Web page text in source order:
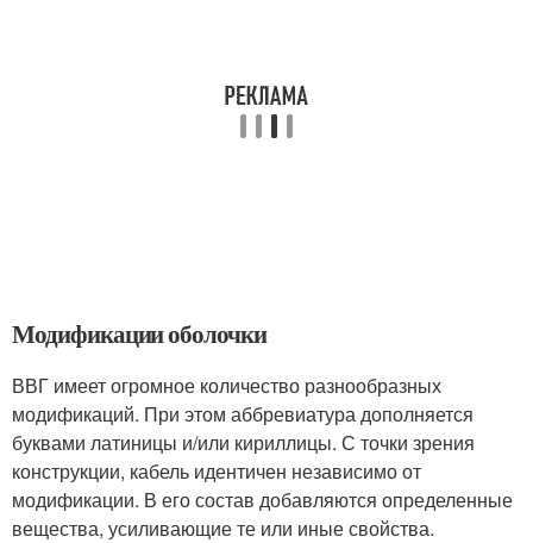
Модификации оболочки
ВВГ имеет огромное количество разнообразных
модификаций. При этом аббревиатура дополняется
буквами латиницы и/или кириллицы. С точки зрения
конструкции, кабель идентичен независимо от
модификации. В его состав добавляются определенные
вещества, усиливающие те или иные свойства.